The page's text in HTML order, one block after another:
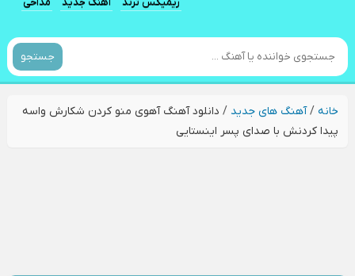
جستجو
خانه/آهنگ های جدید / دانلود آهنگ آهوی منو کردن شکارش واسه
پیدا کردنش با صدای پسر اینستایی